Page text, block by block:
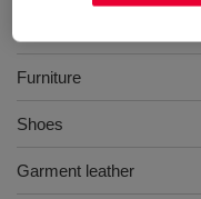
Furniture
Shoes
Garment leather